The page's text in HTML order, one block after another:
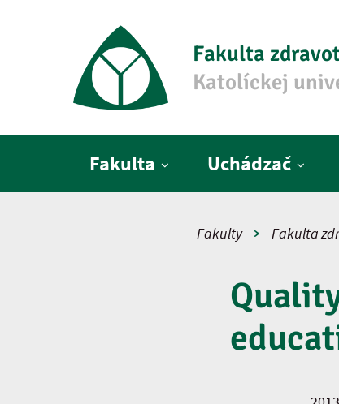
Fakulta
Katolíckej
Fakulta Uchádzač
Fakulty Fakulta